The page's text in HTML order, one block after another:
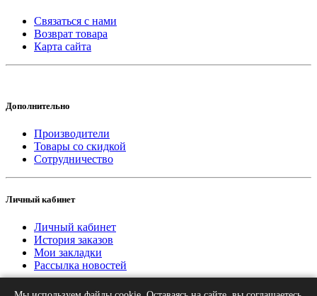
Связаться с нами
Возврат товара
Карта сайта
Дополнительно
Производители
Товары со скидкой
Сотрудничество
Личный кабинет
Личный кабинет
История заказов
Мои закладки
Рассылка новостей